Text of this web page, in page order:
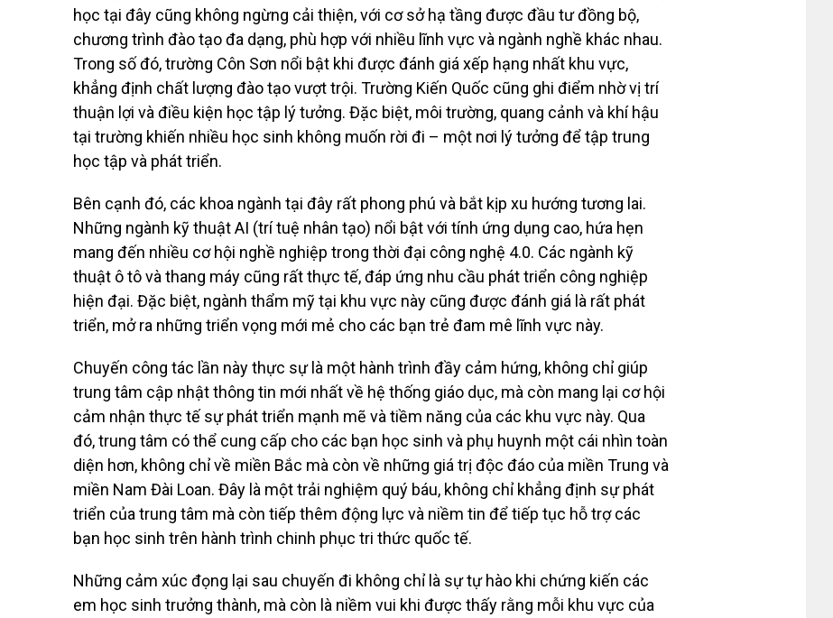
học tại đây cũng không ngừng cải thiện, với cơ sở hạ tầng được đầu tư đồng bộ,
chương trình đào tạo đa dạng, phù hợp với nhiều lĩnh vực và ngành nghề khác nhau.
Trong số đó, trường Côn Sơn nổi bật khi được đánh giá xếp hạng nhất khu vực,
khẳng định chất lượng đào tạo vượt trội. Trường Kiến Quốc cũng ghi điểm nhờ vị trí
thuận lợi và điều kiện học tập lý tưởng. Đặc biệt, môi trường, quang cảnh và khí hậu
tại trường khiến nhiều học sinh không muốn rời đi – một nơi lý tưởng để tập trung
học tập và phát triển.
Bên cạnh đó, các khoa ngành tại đây rất phong phú và bắt kịp xu hướng tương lai.
Những ngành kỹ thuật AI (trí tuệ nhân tạo) nổi bật với tính ứng dụng cao, hứa hẹn
mang đến nhiều cơ hội nghề nghiệp trong thời đại công nghệ 4.0. Các ngành kỹ
thuật ô tô và thang máy cũng rất thực tế, đáp ứng nhu cầu phát triển công nghiệp
hiện đại. Đặc biệt, ngành thẩm mỹ tại khu vực này cũng được đánh giá là rất phát
triển, mở ra những triển vọng mới mẻ cho các bạn trẻ đam mê lĩnh vực này.
Chuyến công tác lần này thực sự là một hành trình đầy cảm hứng, không chỉ giúp
trung tâm cập nhật thông tin mới nhất về hệ thống giáo dục, mà còn mang lại cơ hội
cảm nhận thực tế sự phát triển mạnh mẽ và tiềm năng của các khu vực này. Qua
đó, trung tâm có thể cung cấp cho các bạn học sinh và phụ huynh một cái nhìn toàn
diện hơn, không chỉ về miền Bắc mà còn về những giá trị độc đáo của miền Trung và
miền Nam Đài Loan. Đây là một trải nghiệm quý báu, không chỉ khẳng định sự phát
triển của trung tâm mà còn tiếp thêm động lực và niềm tin để tiếp tục hỗ trợ các
bạn học sinh trên hành trình chinh phục tri thức quốc tế.
Những cảm xúc đọng lại sau chuyến đi không chỉ là sự tự hào khi chứng kiến các
em học sinh trưởng thành, mà còn là niềm vui khi được thấy rằng mỗi khu vực của